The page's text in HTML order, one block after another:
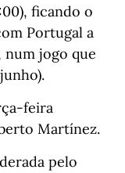
ficando o
Portugal a
jogo que
feira
Martínez.
pelo